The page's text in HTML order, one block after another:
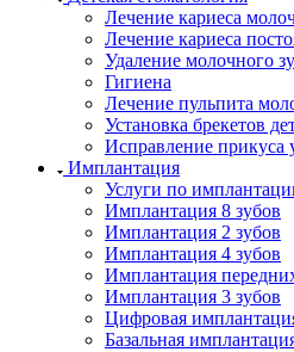
Лечение кариеса
Лечение кариеса
Удаление молочного
Гигиена
Лечение пульпита
Установка брекетов
Исправление прикуса
Имплантация
Услуги по
Имплантация 8 зубов
Имплантация 2 зубов
Имплантация 4 зубов
Имплантация
Имплантация 3 зубов
Цифровая
Базальная